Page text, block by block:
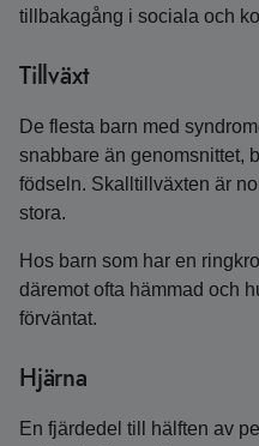
tillbaka­gång i sociala och
Tillväxt
De flesta barn med
snabbare än genomsnittet,
födseln. Skalltillväxten är
stora.
Hos barn som har en
däremot ofta hämmad och
förväntat.
Hjärna
En fjärdedel till hälften av